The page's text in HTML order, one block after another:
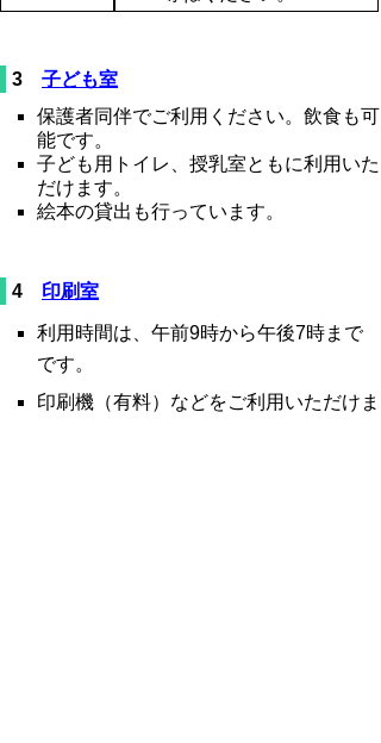
3 子ども室
保護者同伴でご利用ください。飲食も可
能です。
子ども用トイレ、授乳室ともに利用いた
だけます。
絵本の貸出も行っています。
4 印刷室
利用時間は、午前9時から午後7時まで
です。
印刷機（有料）などをご利用いただけま